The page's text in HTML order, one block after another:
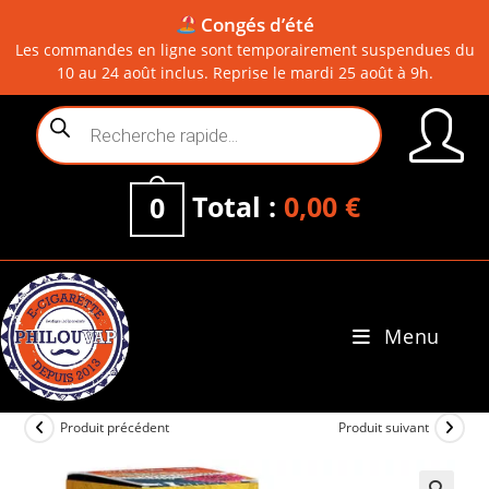
Congés d’été
Les commandes en ligne sont temporairement suspendues du
10 au 24 août inclus. Reprise le mardi 25 août à 9h.
content
Recherche
de
0 Total : 0,00 €
Menu
Produit précédent Produit suivant